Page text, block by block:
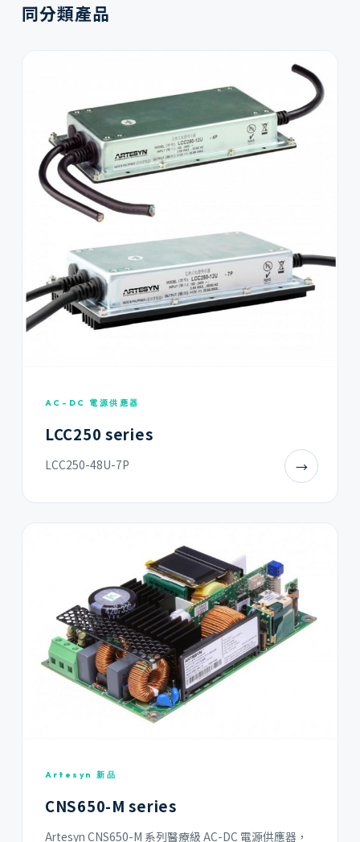
同分類產品
AC-DC 電源供應器
LCC250 series
LCC250-48U-7P →
Artesyn 新品
CNS650-M series
Artesyn CNS650-M 系列醫療級 AC-DC 電源供應器，